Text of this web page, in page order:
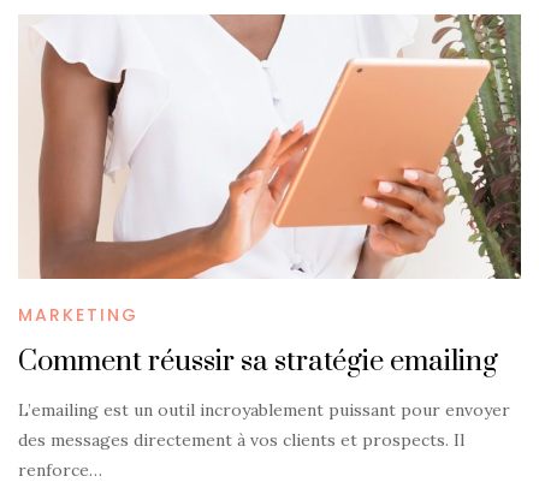
MARKETING
Comment réussir sa stratégie emailing
L’emailing est un outil incroyablement puissant pour envoyer
des messages directement à vos clients et prospects. Il
renforce…